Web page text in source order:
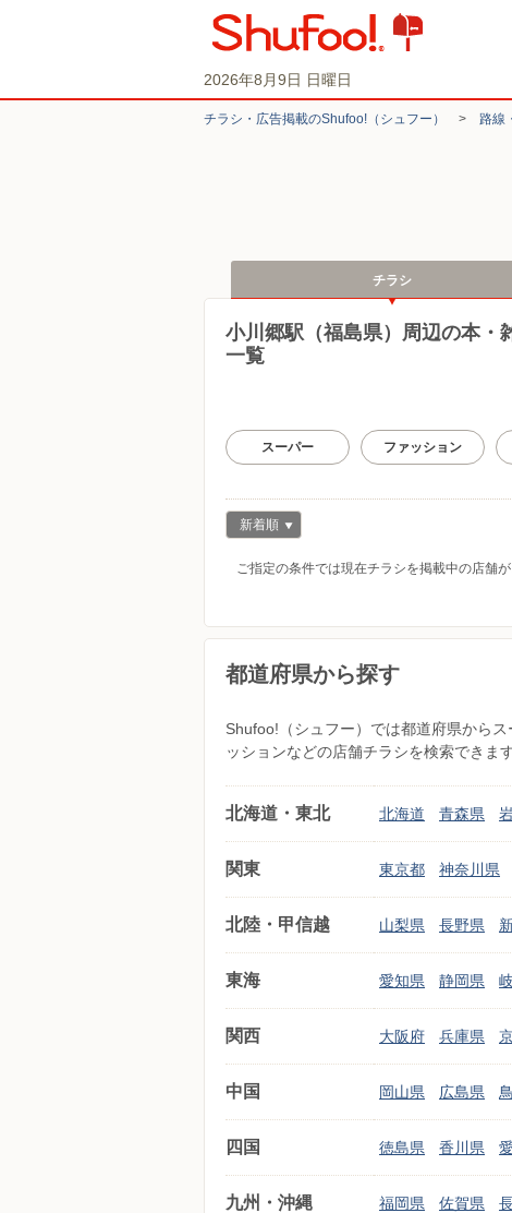
2026年8月9日 日曜日
チラシ・​広告掲載の​Shufoo!​（シュフー） > 路線
チラシ
小川郷駅（福島県）周辺の本・
一覧
スーパー ファッション
新着順
ご指定の条件では現在チラシを掲載中の店舗が
都道府県から探す
Shufoo!（シュフー）では都道府県から
ッションなどの店舗チラシを検索できます
北海道・東北 北海道 青森県
関東 東京都 神奈川県
北陸・甲信越 山梨県 長野県
東海 愛知県 静岡県
関西 大阪府 兵庫県
中国 岡山県 広島県
四国 徳島県 香川県
九州・沖縄 福岡県 佐賀県